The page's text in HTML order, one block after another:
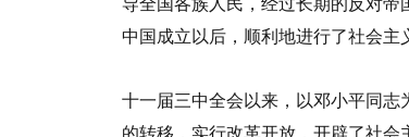
中国成立以后，顺利地进行了社会主
十一届三中全会以来，以邓小平同
的转移，实行改革开放，开辟了社